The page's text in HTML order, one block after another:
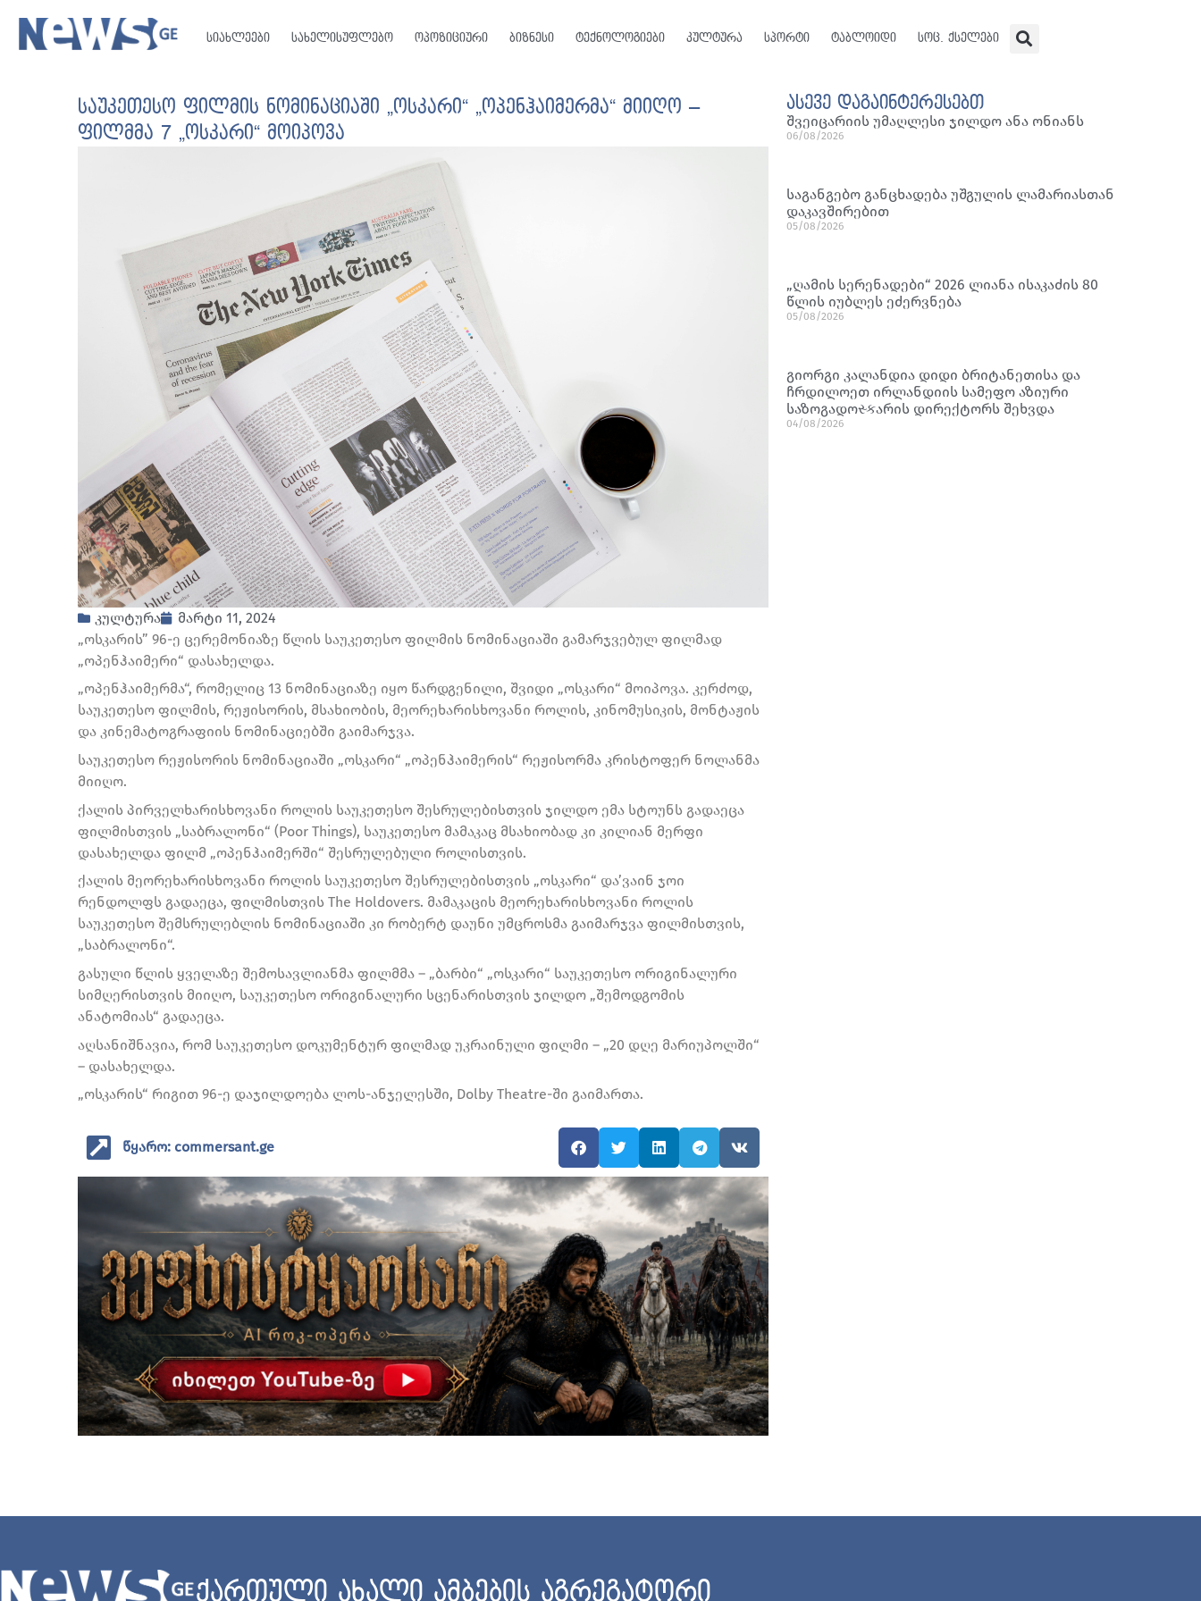
სიახლეები სახელისუფლებო ოპოზიციური ბიზნესი ტექნოლოგიები კულტურა სპორტი ტაბლოიდი სოც. ქსელები
საუკეთესო ფილმის ნომინაციაში „ოსკარი“ „ოპენჰაიმერმა“ მიიღო –
ფილმმა 7 „ოსკარი“ მოიპოვა
კულტურა
მარტი 11, 2024
„ოსკარის” 96-ე ცერემონიაზე წლის საუკეთესო ფილმის ნომინაციაში გამარჯვებულ ფილმად
„ოპენჰაიმერი“ დასახელდა.
„ოპენჰაიმერმა“, რომელიც 13 ნომინაციაზე იყო წარდგენილი, შვიდი „ოსკარი“ მოიპოვა. კერძოდ,
საუკეთესო ფილმის, რეჟისორის, მსახიობის, მეორეხარისხოვანი როლის, კინომუსიკის, მონტაჟის
და კინემატოგრაფიის ნომინაციებში გაიმარჯვა.
საუკეთესო რეჟისორის ნომინაციაში „ოსკარი“ „ოპენჰაიმერის“ რეჟისორმა კრისტოფერ ნოლანმა
მიიღო.
ქალის პირველხარისხოვანი როლის საუკეთესო შესრულებისთვის ჯილდო ემა სტოუნს გადაეცა
ფილმისთვის „საბრალონი“ (Poor Things), საუკეთესო მამაკაც მსახიობად კი კილიან მერფი
დასახელდა ფილმ „ოპენჰაიმერში“ შესრულებული როლისთვის.
ქალის მეორეხარისხოვანი როლის საუკეთესო შესრულებისთვის „ოსკარი“ და’ვაინ ჯოი
რენდოლფს გადაეცა, ფილმისთვის The Holdovers. მამაკაცის მეორეხარისხოვანი როლის
საუკეთესო შემსრულებლის ნომინაციაში კი რობერტ დაუნი უმცროსმა გაიმარჯვა ფილმისთვის,
„საბრალონი“.
გასული წლის ყველაზე შემოსავლიანმა ფილმმა – „ბარბი“ „ოსკარი“ საუკეთესო ორიგინალური
სიმღერისთვის მიიღო, საუკეთესო ორიგინალური სცენარისთვის ჯილდო „შემოდგომის
ანატომიას“ გადაეცა.
აღსანიშნავია, რომ საუკეთესო დოკუმენტურ ფილმად უკრაინული ფილმი – „20 დღე მარიუპოლში“
– დასახელდა.
„ოსკარის“ რიგით 96-ე დაჯილდოება ლოს-ანჯელესში, Dolby Theatre-ში გაიმართა.
წყარო: commersant.ge
ასევე დაგაინტერესებთ
შვეიცარიის უმაღლესი ჯილდო ანა ონიანს
06/08/2026
საგანგებო განცხადება უშგულის ლამარიასთან
დაკავშირებით
05/08/2026
„ღამის სერენადები“ 2026 ლიანა ისაკაძის 80
წლის იუბლეს ეძერვნება
05/08/2026
გიორგი კალანდია დიდი ბრიტანეთისა და
ჩრდილოეთ ირლანდიის სამეფო აზიური
საზოგადოસ્કარის დირექტორს შეხვდა
04/08/2026
ქართული ახალი ამბების აგრეგატორი